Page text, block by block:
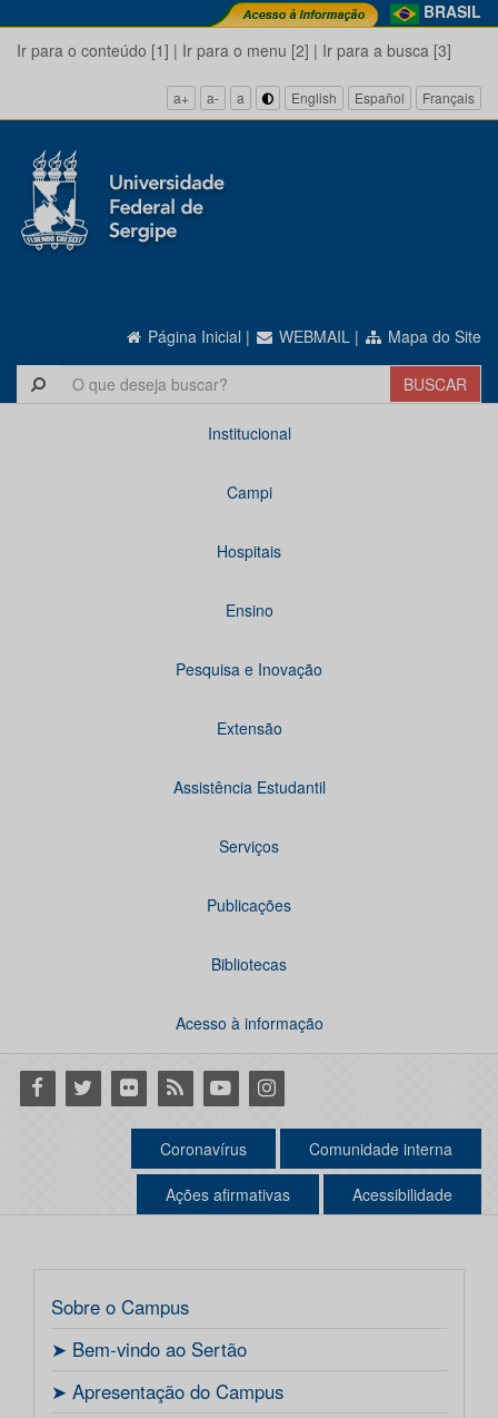
BRASIL
Ir para o conteúdo [1] | Ir para o menu [2] | Ir para a busca [3]
a+ a- a English Español Français
Página Inicial | WEBMAIL | Mapa do Site
Institucional
Campi
Hospitais
Ensino
Pesquisa e Inovação
Extensão
Assistência Estudantil
Serviços
Publicações
Bibliotecas
Acesso à informação
Facebook
Twitter Flickr RSS YoutubeInstagram
Coronavírus Comunidade interna
Ações afirmativas Acessibilidade
Sobre o Campus
ㅤ➤ Bem-vindo ao Sertão
ㅤ➤ Apresentação do Campus